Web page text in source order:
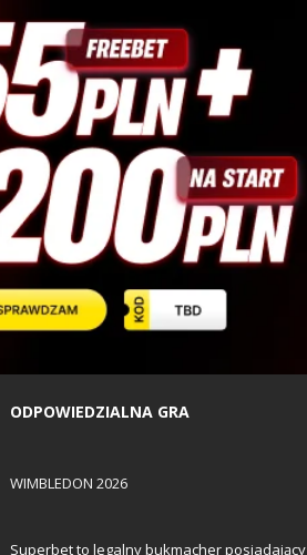
ODPOWIEDZIALNA GRA
WIMBLEDON 2026
Superbet to legalny bukmacher posiadający